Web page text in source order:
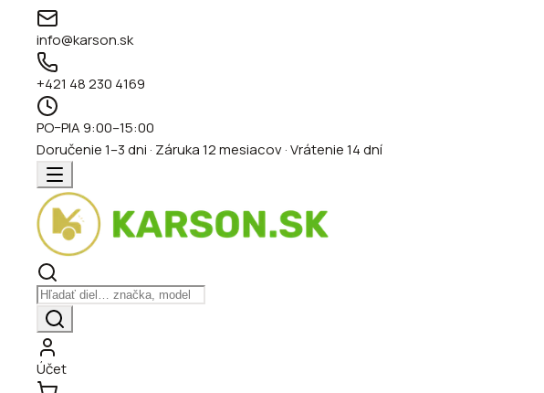
info@karson.sk
+421 48 230 4169
PO–PIA 9:00–15:00
Doručenie 1–3 dni · Záruka 12 mesiacov · Vrátenie 14 dní
Účet